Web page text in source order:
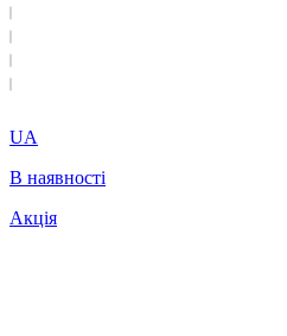
UA
В наявності
Акція